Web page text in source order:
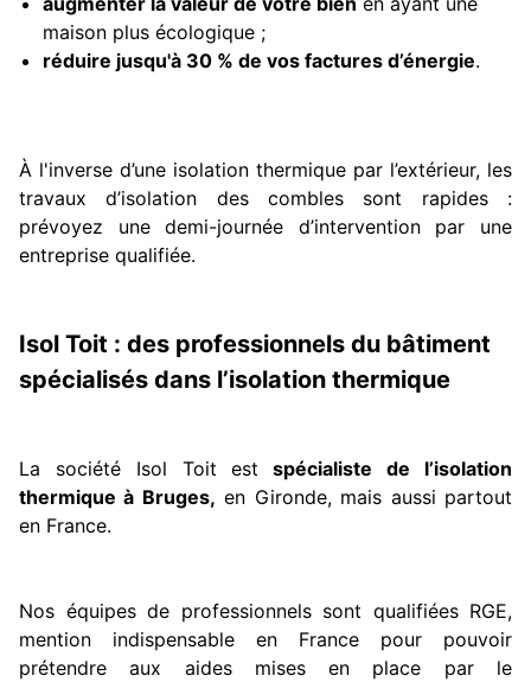
maison plus écologique ;
réduire jusqu'à 30 % de vos factures d’énergie.
À l'inverse d’une isolation thermique par l’extérieur, les
travaux d’isolation des combles sont rapides :
prévoyez une demi-journée d’intervention par une
entreprise qualifiée.
Isol Toit : des professionnels du bâtiment
spécialisés dans l’isolation thermique
La société Isol Toit est spécialiste de l’isolation
thermique à Bruges, en Gironde, mais aussi partout
en France.
Nos équipes de professionnels sont qualifiées RGE,
mention indispensable en France pour pouvoir
prétendre aux aides mises en place par le